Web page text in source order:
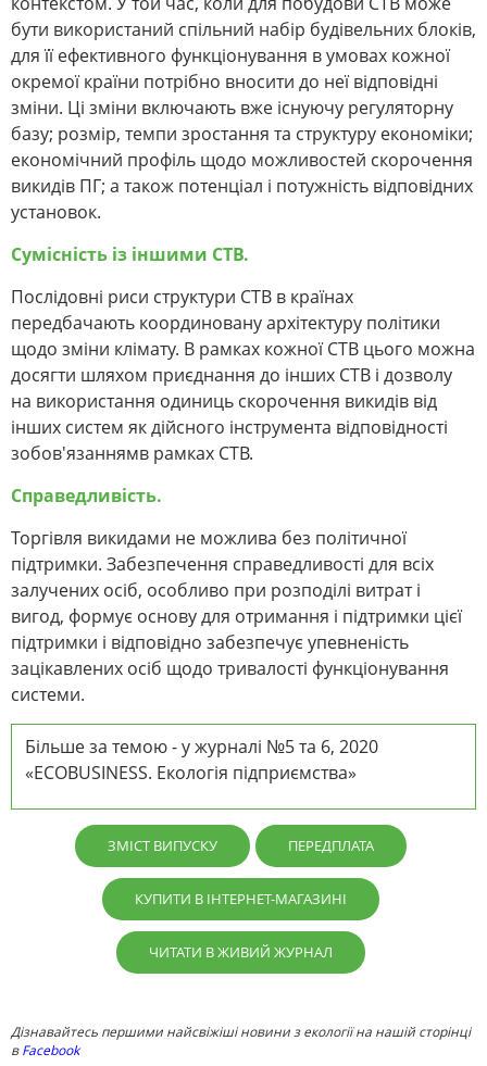
бути використаний спільний набір будівельних блоків,
для її ефективного функціонування в умовах кожної
окремої країни потрібно вносити до неї відповідні
зміни. Ці зміни включають вже існуючу регуляторну
базу; розмір, темпи зростання та структуру економіки;
економічний профіль щодо можливостей скорочення
викидів ПГ; а також потенціал і потужність відповідних
установок.
Сумісність із іншими СТВ.
Послідовні риси структури СТВ в країнах
передбачають координовану архітектуру політики
щодо зміни клімату. В рамках кожної СТВ цього можна
досягти шляхом приєднання до інших СТВ і дозволу
на використання одиниць скорочення викидів від
інших систем як дійсного інструмента відповідності
зобов'язаннямв рамках СТВ.
Справедливість.
Торгівля викидами не можлива без політичної
підтримки. Забезпечення справедливості для всіх
залучених осіб, особливо при розподілі витрат і
вигод, формує основу для отримання і підтримки цієї
підтримки і відповідно забезпечує упевненість
зацікавлених осіб щодо тривалості функціонування
системи.
Більше за темою - у журналі №5 та 6, 2020
«ECOBUSINESS. Екологія підприємства»
ЗМІСТ ВИПУСКУ ПЕРЕДПЛАТА
КУПИТИ В ІНТЕРНЕТ-МАГАЗИНІ
ЧИТАТИ В ЖИВИЙ ЖУРНАЛ
Дізнавайтесь першими найсвіжіші новини з екології на нашій сторінці
вFacebook